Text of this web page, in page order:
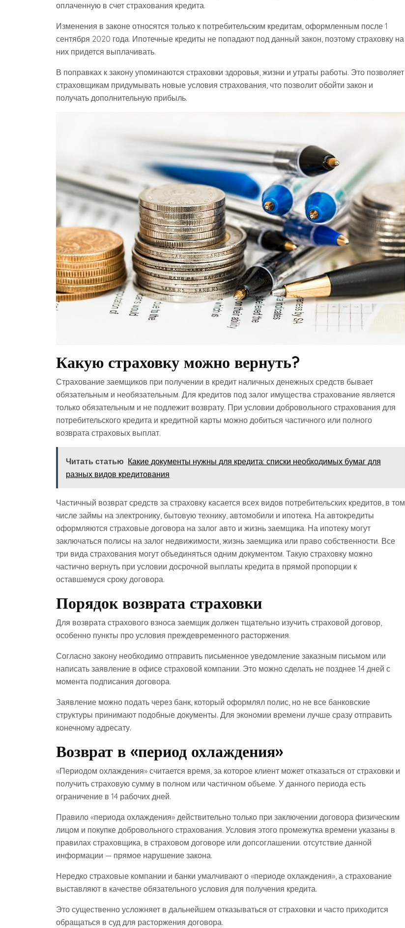
оплаченную в счет страхования кредита.
Изменения в законе относятся только к потребительским кредитам, оформленным после 1
сентября 2020 года. Ипотечные кредиты не попадают под данный закон, поэтому страховку на
них придется выплачивать.
В поправках к закону упоминаются страховки здоровья, жизни и утраты работы. Это позволяет
страховщикам придумывать новые условия страхования, что позволит обойти закон и
получать дополнительную прибыль.
Какую страховку можно вернуть?
Страхование заемщиков при получении в кредит наличных денежных средств бывает
обязательным и необязательным. Для кредитов под залог имущества страхование является
только обязательным и не подлежит возврату. При условии добровольного страхования для
потребительского кредита и кредитной карты можно добиться частичного или полного
возврата страховых выплат.
Читать статью Какие документы нужны для кредита: списки необходимых бумаг для
разных видов кредитования
Частичный возврат средств за страховку касается всех видов потребительских кредитов, в том
числе займы на электронику, бытовую технику, автомобили и ипотека. На автокредиты
оформляются страховые договора на залог авто и жизнь заемщика. На ипотеку могут
заключаться полисы на залог недвижимости, жизнь заемщика или право собственности. Все
три вида страхования могут объединяться одним документом. Такую страховку можно
частично вернуть при условии досрочной выплаты кредита в прямой пропорции к
оставшемуся сроку договора.
Порядок возврата страховки
Для возврата страхового взноса заемщик должен тщательно изучить страховой договор,
особенно пункты про условия преждевременного расторжения.
Согласно закону необходимо отправить письменное уведомление заказным письмом или
написать заявление в офисе страховой компании. Это можно сделать не позднее 14 дней с
момента подписания договора.
Заявление можно подать через банк, который оформлял полис, но не все банковские
структуры принимают подобные документы. Для экономии времени лучше сразу отправить
конечному адресату.
Возврат в «период охлаждения»
«Периодом охлаждения» считается время, за которое клиент может отказаться от страховки и
получить страховую сумму в полном или частичном объеме. У данного периода есть
ограничение в 14 рабочих дней.
Правило «периода охлаждения» действительно только при заключении договора физическим
лицом и покупке добровольного страхования. Условия этого промежутка времени указаны в
правилах страховщика, в страховом договоре или допсоглашении. отсутствие данной
информации — прямое нарушение закона.
Нередко страховые компании и банки умалчивают о «периоде охлаждения», а страхование
выставляют в качестве обязательного условия для получения кредита.
Это существенно усложняет в дальнейшем отказываться от страховки и часто приходится
обращаться в суд для расторжения договора.